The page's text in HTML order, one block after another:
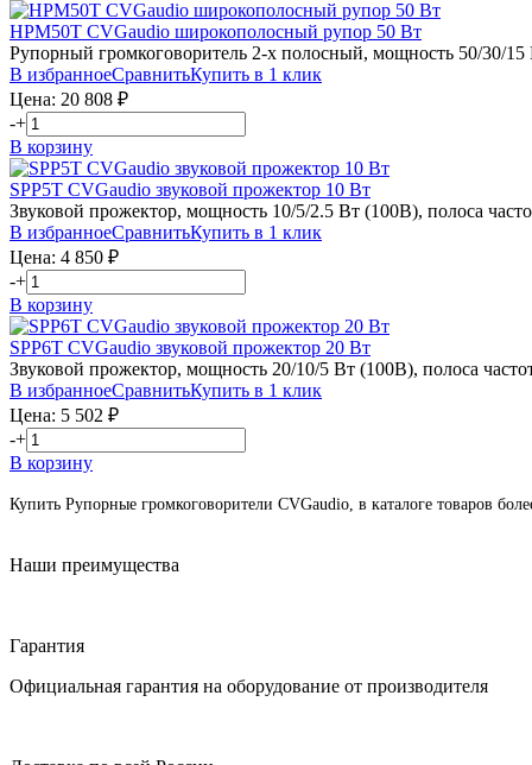
HPM50T CVGaudio широкополосный рупор 50 Вт
Рупорный громкоговоритель 2-х полосный, мощность 50/30/
В избранноеСравнитьКупить в 1 клик
Цена: 20 808 ₽
-+
В корзину
SPP5T CVGaudio звуковой прожектор 10 Вт
Звуковой прожектор, мощность 10/5/2.5 Вт (100В), полоса
В избранноеСравнитьКупить в 1 клик
Цена: 4 850 ₽
-+
В корзину
SPP6T CVGaudio звуковой прожектор 20 Вт
Звуковой прожектор, мощность 20/10/5 Вт (100В), полоса
В избранноеСравнитьКупить в 1 клик
Цена: 5 502 ₽
-+
В корзину
Купить Рупорные громкоговорители CVGaudio, в каталоге товаров
Наши преимущества
Гарантия
Официальная гарантия на оборудование от производителя